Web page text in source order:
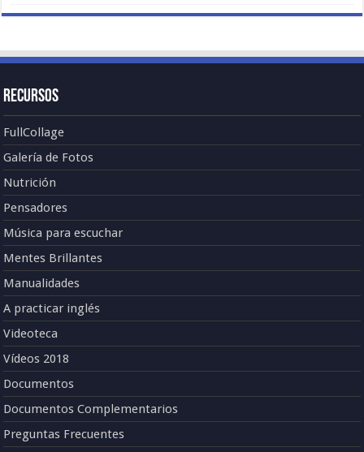
Recursos
FullCollage
Galería de Fotos
Nutrición
Pensadores
Música para escuchar
Mentes Brillantes
Manualidades
A practicar inglés
Videoteca
Vídeos 2018
Documentos
Documentos Complementarios
Preguntas Frecuentes